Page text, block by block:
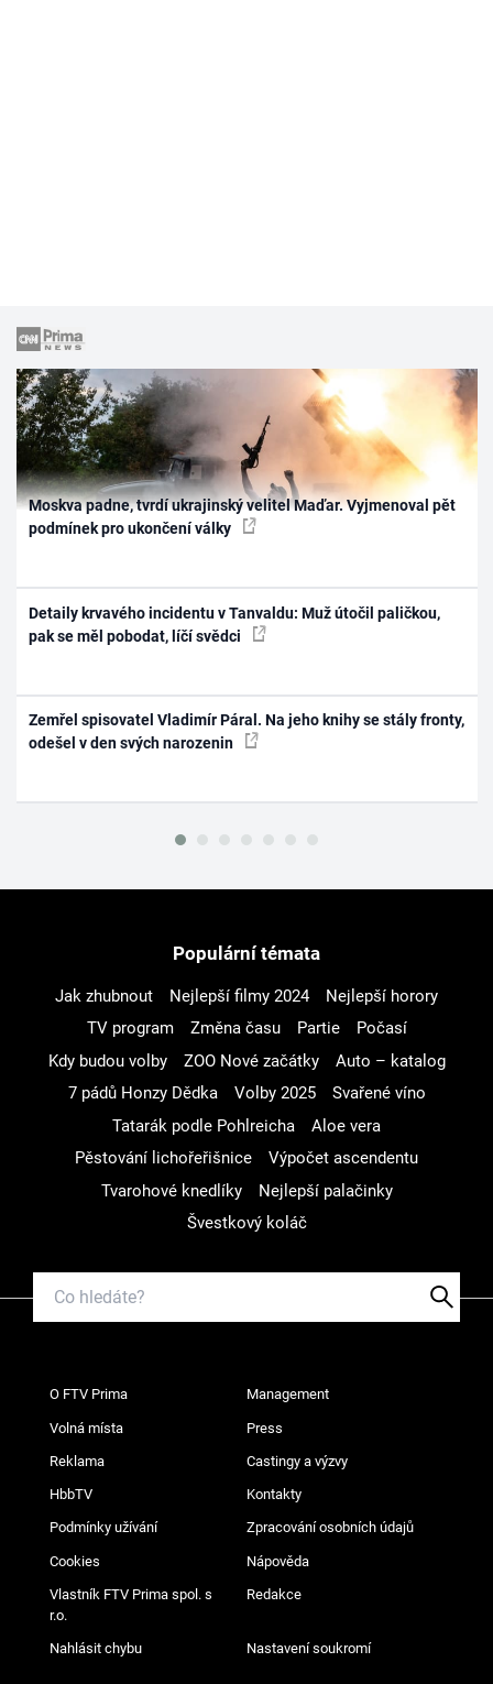
Moskva padne, tvrdí ukrajinský velitel Maďar. Vyjmenoval pět
podmínek pro ukončení války
Detaily krvavého incidentu v Tanvaldu: Muž útočil paličkou,
pak se měl pobodat, líčí svědci
Zemřel spisovatel Vladimír Páral. Na jeho knihy se stály fronty,
odešel v den svých narozenin
Populární témata
Jak zhubnout Nejlepší filmy 2024
Nejlepší horory
TV program
Změna času Partie
Počasí
Kdy budou volby
ZOO Nové začátky
Auto – katalog
7 pádů Honzy Dědka
Volby 2025
Svařené víno
Tatarák podle Pohlreicha
Aloe vera
Pěstování lichořeřišnice
Výpočet ascendentu
Tvarohové knedlíky
Nejlepší palačinky
Švestkový koláč
O FTV Prima Management
Volná místa Press
Reklama Castingy a výzvy
HbbTV Kontakty
Podmínky užívání Zpracování osobních údajů
Cookies Nápověda
Vlastník FTV Prima spol. s
r.o.
Redakce
Nahlásit chybu Nastavení soukromí